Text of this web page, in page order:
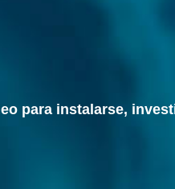
para instalarse,